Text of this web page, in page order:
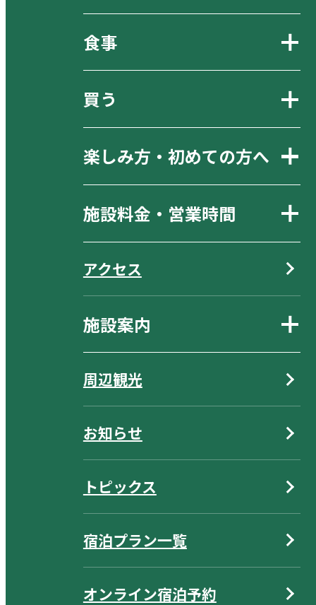
食事
買う
楽しみ方・初めての方へ
施設料金・営業時間
アクセス
施設案内
周辺観光
お知らせ
トピックス
宿泊プラン一覧
オンライン宿泊予約